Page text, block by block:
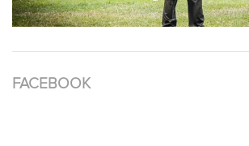
FACEBOOK